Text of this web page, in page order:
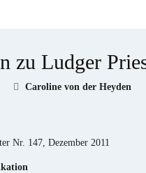
zu Ludger
Caroline von der Heyden
Nr. 147, Dezember 2011